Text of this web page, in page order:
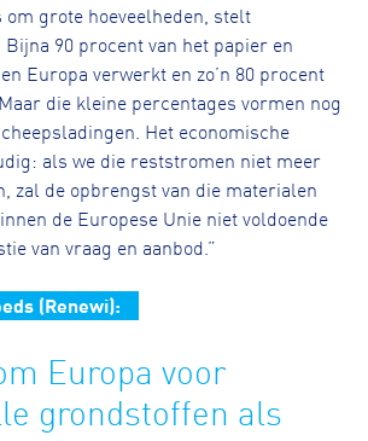
om grote hoeveelheden, stelt
90 procent van het papier en
Europa verwerkt en zo’n 80 procent
die kleine percentages vormen nog
Het economische
als we die reststromen niet meer
zal de opbrengst van die materialen
de Europese Unie niet voldoende
van vraag en aanbod.”
(Renewi):
Europa voor
grondstoffen als